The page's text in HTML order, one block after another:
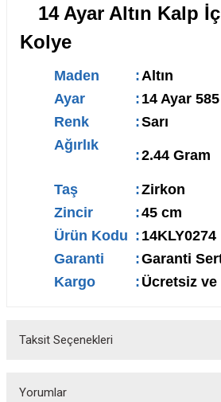
14 Ayar Altın Kalp
Kolye
Maden :Altın
Ayar
: 14 Ayar
Renk
:Sarı
Ağırlık
:2.44 Gram
Taş :Zirkon
Zincir
:45 cm
Ürün Kodu : 14KLY0274
Garanti
:Garanti
Kargo
: Ücretsiz ve
Taksit Seçenekleri
Yorumlar